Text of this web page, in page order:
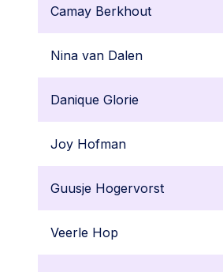
Camay Berkhout
Nina van Dalen
Danique Glorie
Joy Hofman
Guusje Hogervorst
Veerle Hop